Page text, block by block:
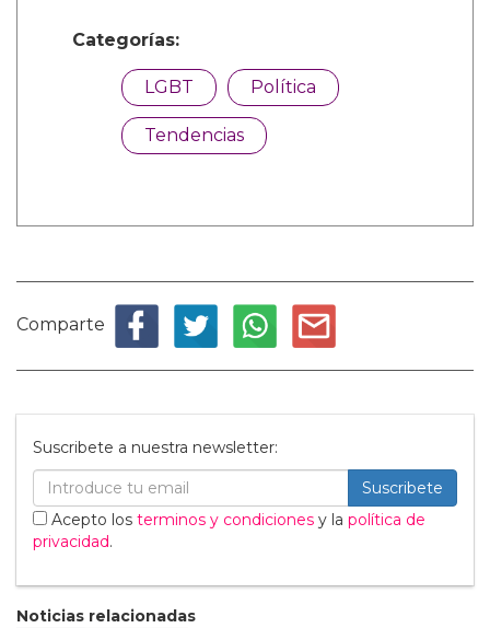
Categorías:
LGBT Política
Tendencias
Comparte
Suscribete a nuestra newsletter:
Suscribete
Acepto los terminos y condiciones y la política de
privacidad.
Noticias relacionadas